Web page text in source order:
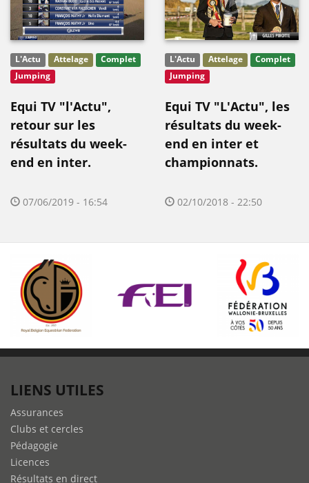
L'Actu Attelage
Complet
Jumping
Equi TV "l'Actu",
retour sur les
résultats du week-
end en inter.
07/06/2019 - 16:54
L'Actu Attelage
Complet
Jumping
Equi TV "L'Actu", les
résultats du week-
end en inter et
championnats.
02/10/2018 - 22:50
LIENS UTILES
Assurances
Clubs et cercles
Pédagogie
Licences
Résultats en direct